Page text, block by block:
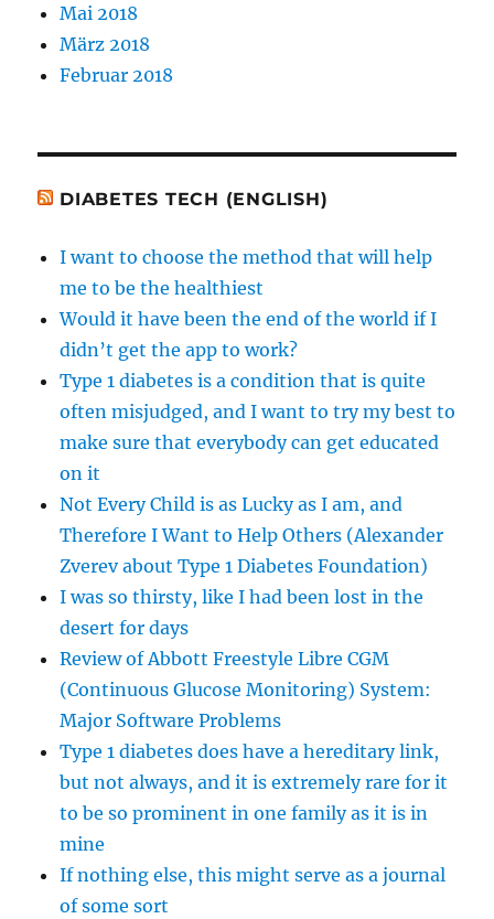
Mai 2018
März 2018
Februar 2018
DIABETES TECH (ENGLISH)
I want to choose the method that will help
me to be the healthiest
Would it have been the end of the world if I
didn’t get the app to work?
Type 1 diabetes is a condition that is quite
often misjudged, and I want to try my best to
make sure that everybody can get educated
on it
Not Every Child is as Lucky as I am, and
Therefore I Want to Help Others (Alexander
Zverev about Type 1 Diabetes Foundation)
I was so thirsty, like I had been lost in the
desert for days
Review of Abbott Freestyle Libre CGM
(Continuous Glucose Monitoring) System:
Major Software Problems
Type 1 diabetes does have a hereditary link,
but not always, and it is extremely rare for it
to be so prominent in one family as it is in
mine
If nothing else, this might serve as a journal
of some sort